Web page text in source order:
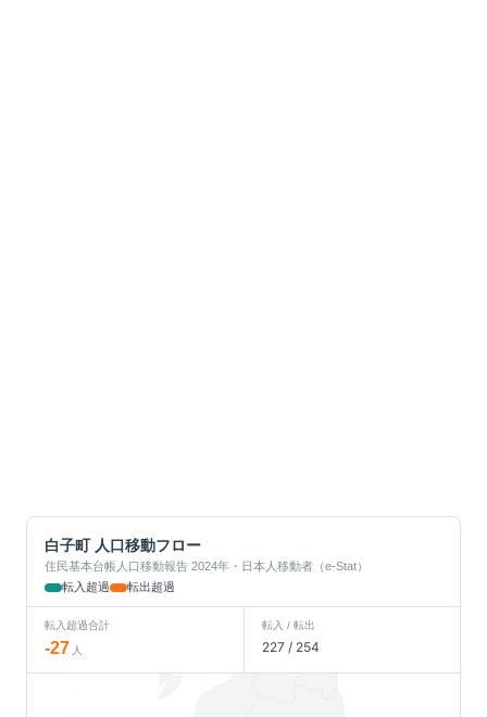
白子町人口移動フロー
住民基本台帳人口移動報告 2024年・日本人移動者（e-Stat）
転入超過
転出超過
転入超過合計
-27 人
転入 / 転出
227 / 254